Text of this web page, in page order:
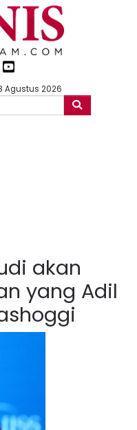
Agustus 2026
akan
yang Adil